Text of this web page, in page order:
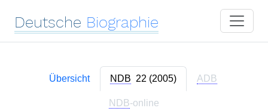
Deutsche Biographie
Übersicht NDB 22 (2005) ADB
NDB-online